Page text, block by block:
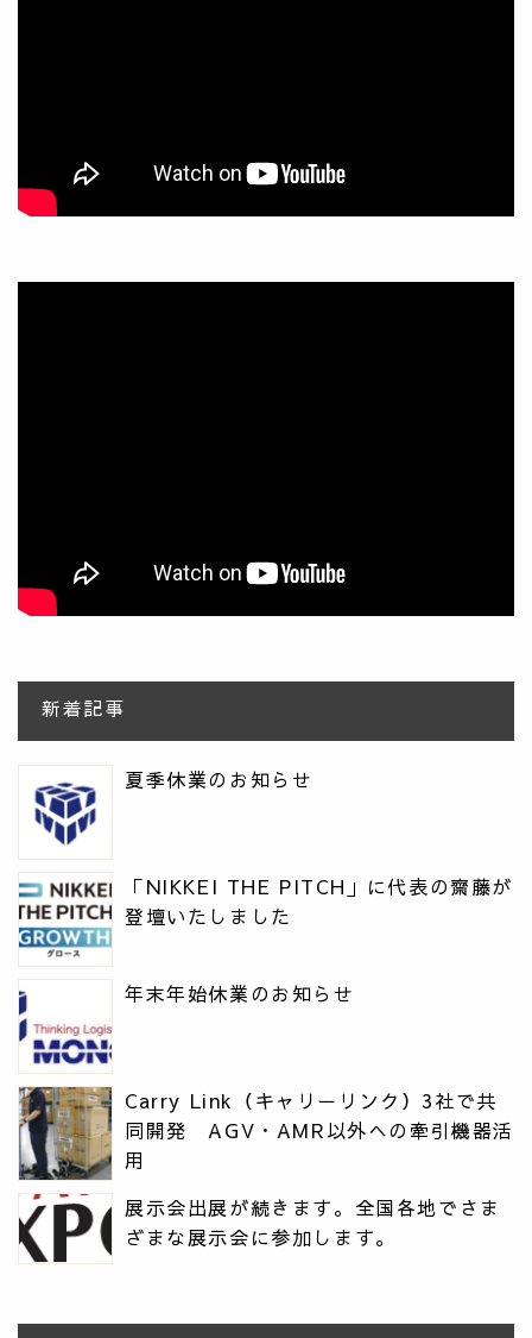
新着記事
夏季休業のお知らせ
「NIKKEI THE PITCH」に代表の齋藤が
登壇いたしました
年末年始休業のお知らせ
Carry Link（キャリーリンク）3社で共
同開発 AGV・AMR以外への牽引機器活
用
展示会出展が続きます。全国各地でさま
ざまな展示会に参加します。